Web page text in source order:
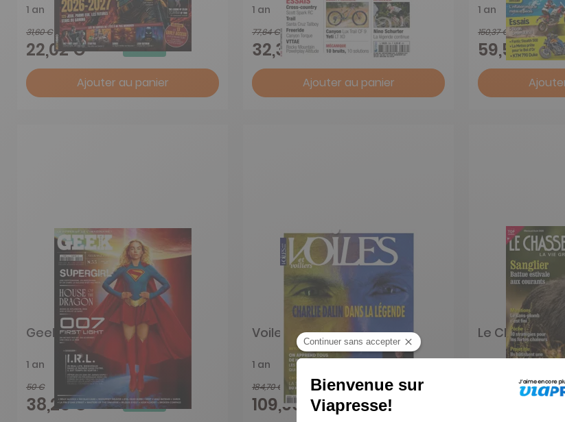
1 an
31,60 €
22,02 € -30%
Ajouter au panier
1 an
77,64 €
32,30 € -58%
Ajouter au panier
1 an
150,37 €
59,50 €
Geek magazine
1 an
50 €
38,25 € -24%
Voiles et Voiliers
1 an
184,70 €
109,00 €
Le Chasseur
69,90 €